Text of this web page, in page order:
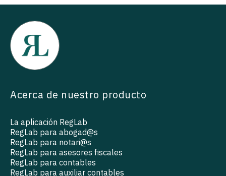
Acerca de nuestro producto
La aplicación RegLab
RegLab para abogad@s
RegLab para notari@s
RegLab para asesores fiscales
RegLab para contables
RegLab para auxiliar contables